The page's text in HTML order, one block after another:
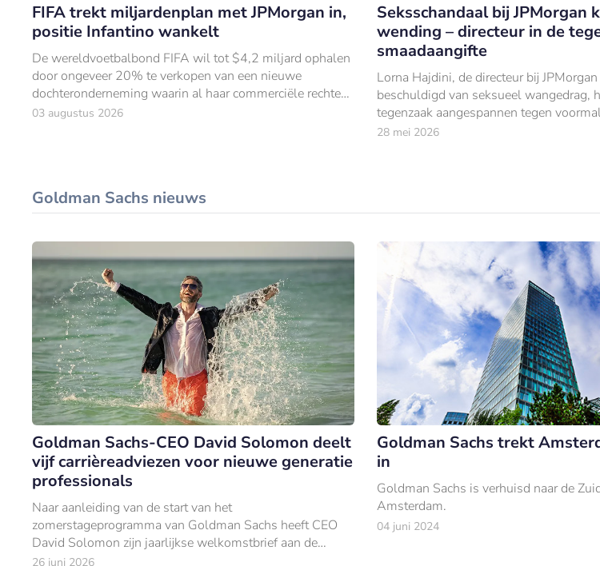
FIFA trekt miljardenplan met JPMorgan in,
positie Infantino wankelt
De wereldvoetbalbond FIFA wil tot $4,2 miljard ophalen
door ongeveer 20% te verkopen van een nieuwe
dochteronderneming waarin al haar commerciële rechten
samenkomen.
03 augustus 2026
Seksschandaal bij JPMorgan
wending – directeur in de
smaadaangifte
Lorna Hajdini, de directeur bij
beschuldigd van seksueel wangedrag,
tegenzaak aangespannen tegen
Chirayu Rana wegens laster en smaad.
28 mei 2026
Goldman Sachs nieuws
Goldman Sachs-CEO David Solomon deelt
vijf carrièreadviezen voor nieuwe generatie
professionals
Naar aanleiding van de start van het
zomerstageprogramma van Goldman Sachs heeft CEO
David Solomon zijn jaarlijkse welkomstbrief aan de
nieuwe lichting Europese stagiairs gepubliceerd.
26 juni 2026
Goldman Sachs trekt
in
Goldman Sachs is verhuisd naar de
Amsterdam.
04 juni 2024